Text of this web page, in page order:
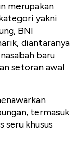
merupakan
yakni
BNI
diantaranya
baru
setoran awal
termasuk
seru khusus